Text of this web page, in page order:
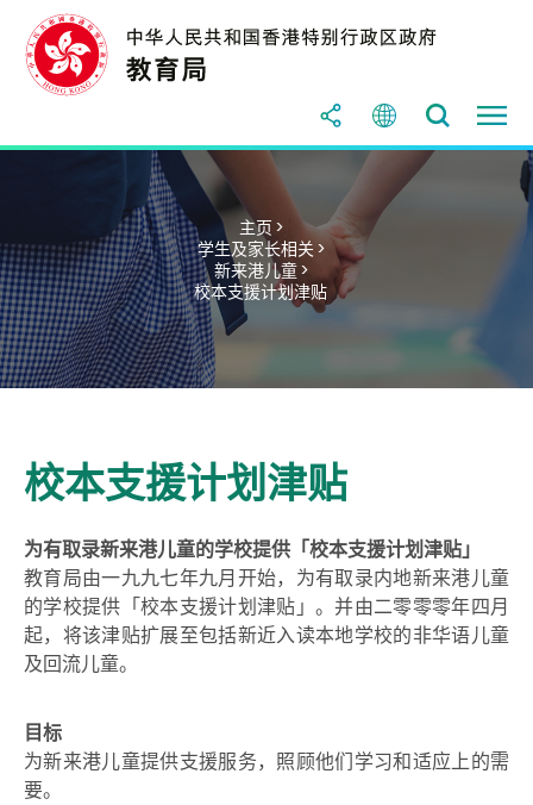
主页 >
学生及家长相关 >
新来港儿童 >
校本支援计划津贴
校本支援计划津贴
为有取录新来港儿童的学校提供「校本支援计划津贴」
教育局由一九九七年九月开始，为有取录内地新来港儿童
的学校提供「校本支援计划津贴」。并由二零零零年四月
起，将该津贴扩展至包括新近入读本地学校的非华语儿童
及回流儿童。
目标
为新来港儿童提供支援服务，照顾他们学习和适应上的需
要。